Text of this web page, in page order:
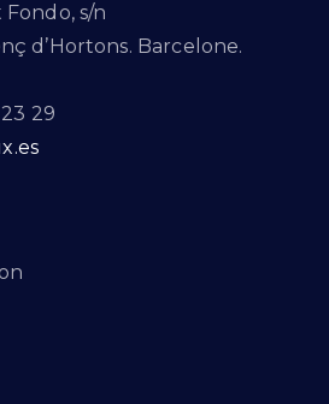
s/n
d’Hortons. Barcelone.
29